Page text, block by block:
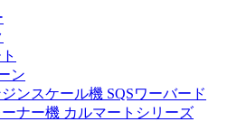
ン
ンスケール機 SQSワーバード
ナー機 カルマートシリーズ